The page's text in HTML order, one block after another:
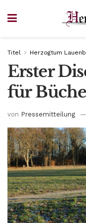
Titel Herzogtum
Erster
für
von Pressemitteilung